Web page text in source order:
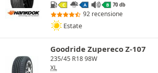
C A B 70 db
92 recensione
Estate
Goodride Zupereco Z-107
235/45 R18 98W
XL